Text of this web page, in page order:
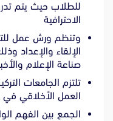
للطلاب حيث يتم
الاحترافية
وتنظم ورش عمل
الإلقاء والإعداد
صناعة الإعلام
تلتزم الجامعات
العمل الأخلاقي في
الجمع بين الفهم